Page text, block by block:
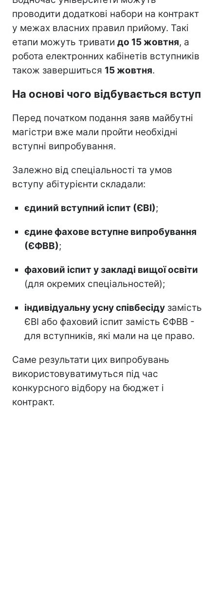
проводити додаткові набори на контракт
у межах власних правил прийому. Такі
етапи можуть тривати до 15 жовтня, а
робота електронних кабінетів вступників
також завершиться 15 жовтня.
На основі чого відбувається вступ
Перед початком подання заяв майбутні
магістри вже мали пройти необхідні
вступні випробування.
Залежно від спеціальності та умов
вступу абітурієнти складали:
єдиний вступний іспит (ЄВІ);
єдине фахове вступне випробування
(ЄФВВ);
фаховий іспит у закладі вищої освіти
(для окремих спеціальностей);
індивідуальну усну співбесіду замість
ЄВІ або фаховий іспит замість ЄФВВ -
для вступників, які мали на це право.
Саме результати цих випробувань
використовуватимуться під час
конкурсного відбору на бюджет і
контракт.